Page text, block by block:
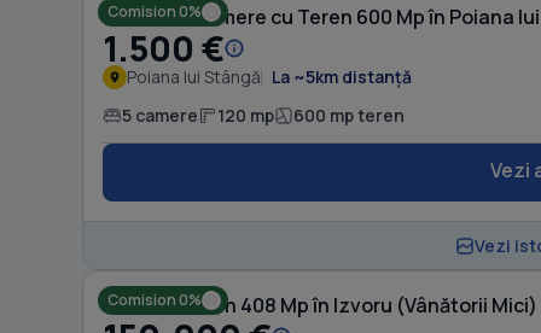
Comision 0%
Casă cu 5 camere cu Teren 600 Mp în Poiana
1.500 €
Poiana lui Stângă La ~5km distanță
5 camere 120 mp 600 mp teren
Vezi
Vezi
Comision 0%
Casă cu Teren 408 Mp în Izvoru (Vânătorii Mici)